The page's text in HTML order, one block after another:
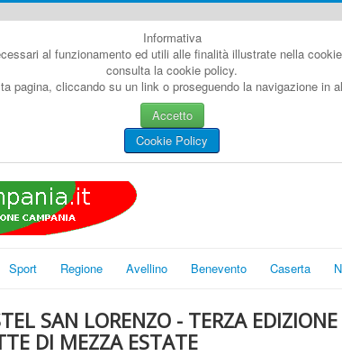
Informativa
al funzionamento ed utili alle finalità illustrate nella
consulta la cookie policy.
pagina, cliccando su un link o proseguendo la navigazione in
Accetto
Cookie Policy
Sport Regione Avellino Benevento Caserta
SAN LORENZO - TERZA
DI MEZZA ESTATE